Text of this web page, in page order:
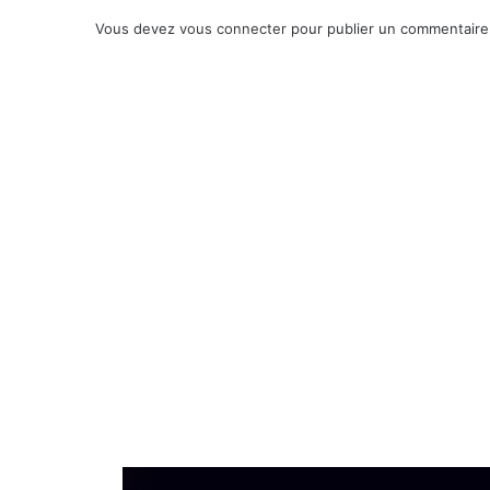
Vous devez vous connecter pour publier un